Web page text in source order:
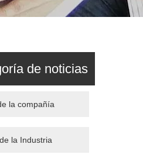
de noticias
la compañía
la Industria